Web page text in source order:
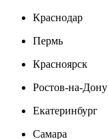
Краснодар
Пермь
Красноярск
Ростов-на-Дону
Екатеринбург
Самара